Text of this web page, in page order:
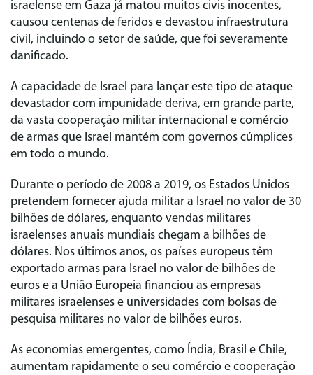
israelense em Gaza já matou muitos civis inocentes,
causou centenas de feridos e devastou infraestrutura
civil, incluindo o setor de saúde, que foi severamente
danificado.
A capacidade de Israel para lançar este tipo de ataque
devastador com impunidade deriva, em grande parte,
da vasta cooperação militar internacional e comércio
de armas que Israel mantém com governos cúmplices
em todo o mundo.
Durante o período de 2008 a 2019, os Estados Unidos
pretendem fornecer ajuda militar a Israel no valor de 30
bilhões de dólares, enquanto vendas militares
israelenses anuais mundiais chegam a bilhões de
dólares. Nos últimos anos, os países europeus têm
exportado armas para Israel no valor de bilhões de
euros e a União Europeia financiou as empresas
militares israelenses e universidades com bolsas de
pesquisa militares no valor de bilhões euros.
As economias emergentes, como Índia, Brasil e Chile,
aumentam rapidamente o seu comércio e cooperação